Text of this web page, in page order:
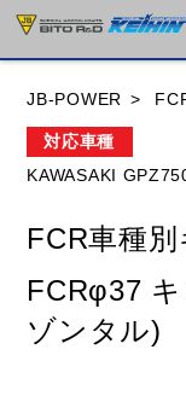
HUSQVANA
JB-POWER
対応車種
KAWASAKI
FCR車種
FCRφ37
ゾンタル)